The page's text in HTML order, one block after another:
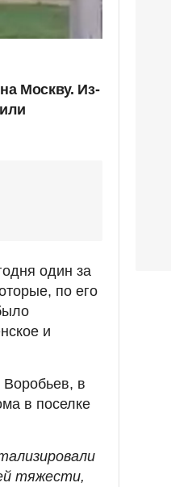
Москву. Из-
один за
по его
и
Воробьев, в
в поселке
тяжести,